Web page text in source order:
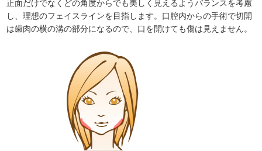
正面だけでなくどの角度からでも美しく見えるようバランスを考慮
し、理想のフェイスラインを目指します。口腔内からの手術で切開
は歯肉の横の溝の部分になるので、口を開けても傷は見えません。